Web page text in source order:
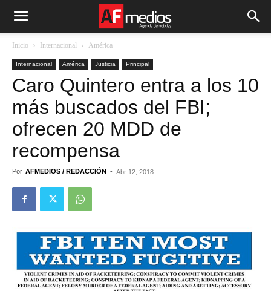
Inicio Internacional América
Internacional América Justicia Principal
Caro Quintero entra a los 10
más buscados del FBI;
ofrecen 20 MDD de
recompensa
Por AFMEDIOS / REDACCIÓN - Abr 12, 2018